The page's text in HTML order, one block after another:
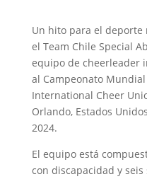
Un hito para el deporte
el Team Chile Special
equipo de cheerleader
al Campeonato
International Cheer
Orlando, Estados
2024.
El equipo está
con discapacidad y